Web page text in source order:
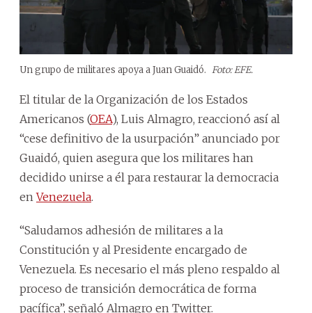
Un grupo de militares apoya a Juan Guaidó. Foto: EFE.
El titular de la Organización de los Estados
Americanos (OEA), Luis Almagro, reaccionó así al
“cese definitivo de la usurpación” anunciado por
Guaidó, quien asegura que los militares han
decidido unirse a él para restaurar la democracia
enVenezuela.
“Saludamos adhesión de militares a la
Constitución y al Presidente encargado de
Venezuela. Es necesario el más pleno respaldo al
proceso de transición democrática de forma
pacífica”, señaló Almagro en Twitter.